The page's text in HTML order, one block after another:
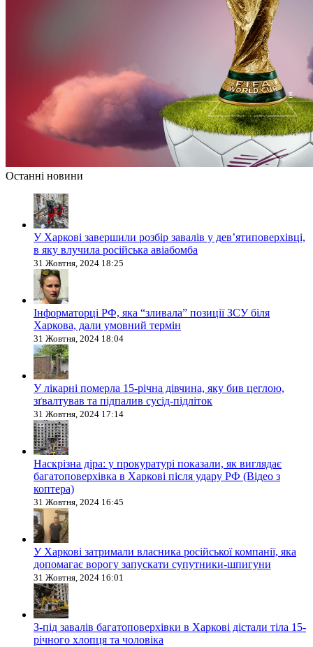
Останні новини
У Харкові завершили розбір завалів у дев’ятиповерхівці,
в яку влучила російська авіабомба
31 Жовтня, 2024 18:25
Інформаторці РФ, яка “зливала” позиції ЗСУ біля
Харкова, дали умовний термін
31 Жовтня, 2024 18:04
У лікарні померла 15-річна дівчина, яку бив цеглою,
зґвалтував та підпалив сусід-підліток
31 Жовтня, 2024 17:14
Наскрізна діра: у прокуратурі показали, як виглядає
багатоповерхівка в Харкові після удару РФ (Відео з
коптера)
31 Жовтня, 2024 16:45
У Харкові затримали власника російської компанії, яка
допомагає ворогу запускати супутники-шпигуни
31 Жовтня, 2024 16:01
З-під завалів багатоповерхівки в Харкові дістали тіла 15-
річного хлопця та чоловіка